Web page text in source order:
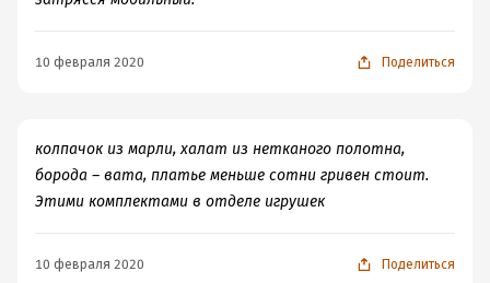
10 февраля 2020 Поделиться
колпачок из марли, халат из нетканого полотна,
борода – вата, платье меньше сотни гривен стоит.
Этими комплектами в отделе игрушек
10 февраля 2020 Поделиться